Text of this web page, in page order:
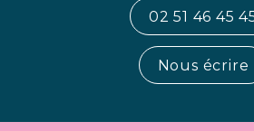
02 51 46 45
Nous écrire